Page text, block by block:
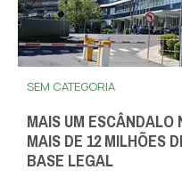
SEM CATEGORIA
MAIS UM
MAIS DE 12 MILHÕES
BASE LEGAL